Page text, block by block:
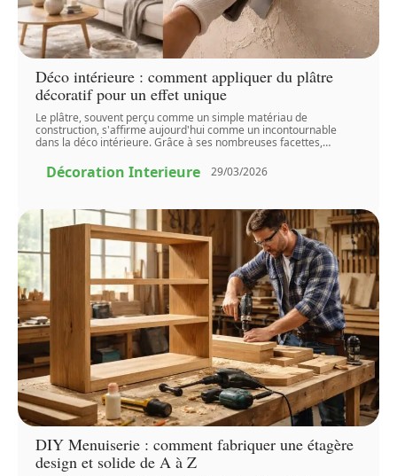
Déco intérieure : comment appliquer du plâtre
décoratif pour un effet unique
Le plâtre, souvent perçu comme un simple matériau de
construction, s'affirme aujourd'hui comme un incontournable
dans la déco intérieure. Grâce à ses nombreuses facettes,…
Décoration Interieure 29/03/2026
DIY Menuiserie : comment fabriquer une étagère
design et solide de A à Z